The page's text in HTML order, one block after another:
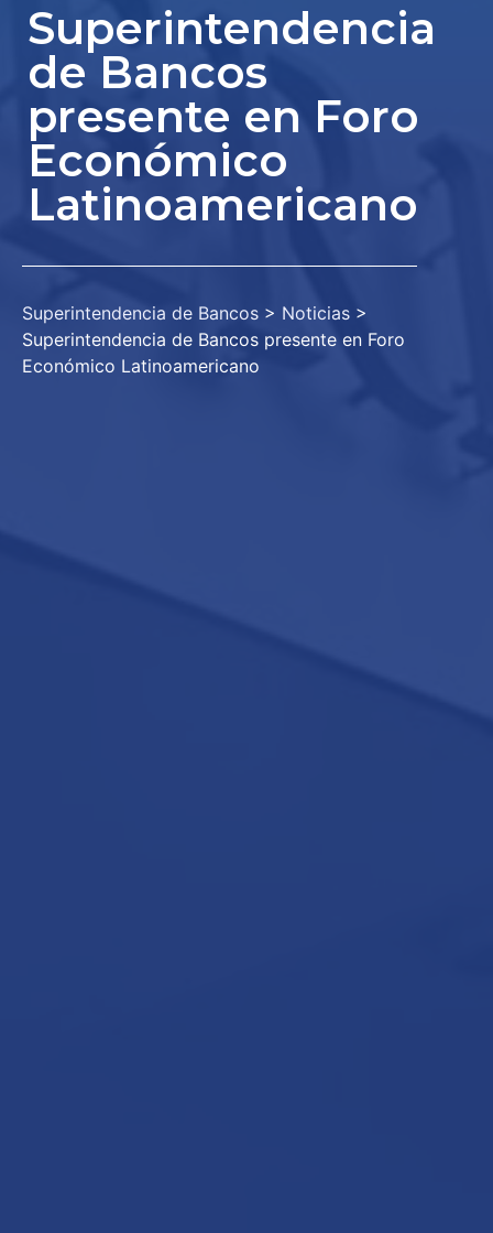
Superintendencia
de Bancos
presente en Foro
Económico
Latinoamericano
Superintendencia de Bancos > Noticias >
Superintendencia de Bancos presente en Foro
Económico Latinoamericano